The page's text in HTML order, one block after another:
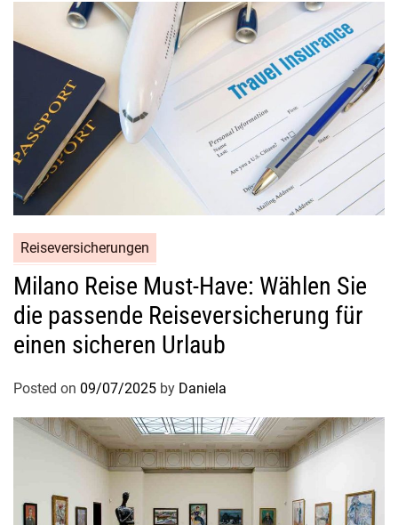
Reiseversicherungen
Milano Reise Must-Have: Wählen Sie
die passende Reiseversicherung für
einen sicheren Urlaub
Posted on 09/07/2025 by Daniela